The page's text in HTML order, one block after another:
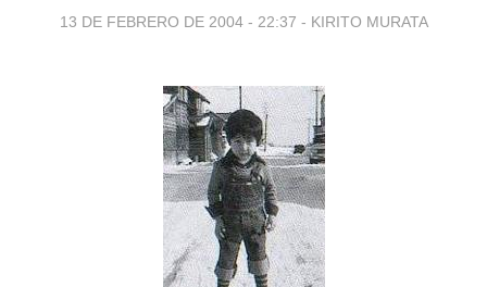
13 DE FEBRERO DE 2004 - 22:37 - KIRITO MURATA